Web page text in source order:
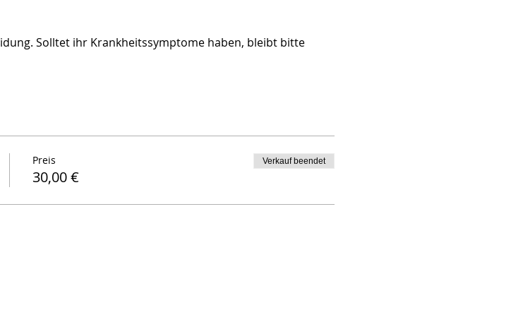
Solltet ihr Krankheitssymptome haben, bleibt bitte
Preis
30,00 €
Verkauf beendet